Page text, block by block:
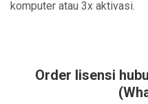
komputer atau 3x aktivasi.
Order lisensi